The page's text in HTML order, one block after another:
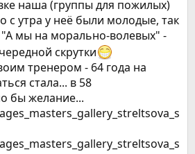
наша (группы для пожилых)
с утра у неё были молодые, так
мы на морально-волевых" -
скрутки
тренером - 64 года на
стала... в 58
бы желание...